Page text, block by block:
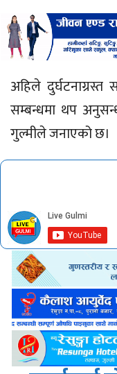
​अहिले
सम्बन्धमा थप
गुल्मीले जनाएको छ।